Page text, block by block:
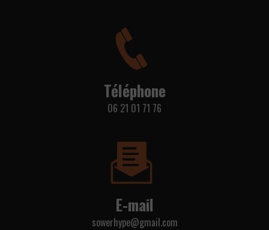
Téléphone
06 21 01 71 76
E-mail
sowerhype@gmail.com